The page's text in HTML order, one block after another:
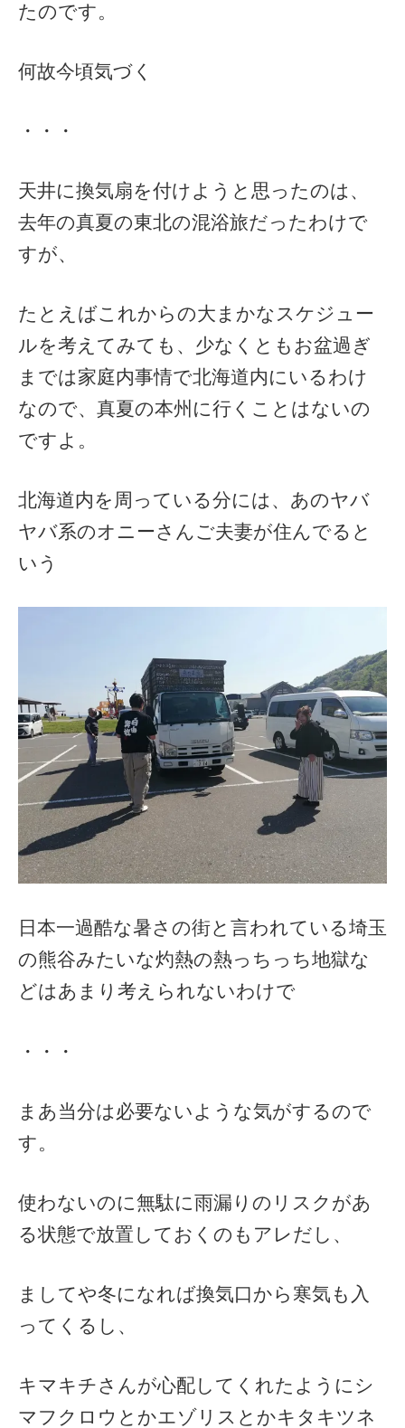
たのです。
何故今頃気づく
・・・
天井に換気扇を付けようと思ったのは、
去年の真夏の東北の混浴旅だったわけで
すが、
たとえばこれからの大まかなスケジュー
ルを考えてみても、少なくともお盆過ぎ
までは家庭内事情で北海道内にいるわけ
なので、真夏の本州に行くことはないの
ですよ。
北海道内を周っている分には、あのヤバ
ヤバ系のオニーさんご夫妻が住んでると
いう
日本一過酷な暑さの街と言われている埼玉
の熊谷みたいな灼熱の熱っちっち地獄な
どはあまり考えられないわけで
・・・
まあ当分は必要ないような気がするので
す。
使わないのに無駄に雨漏りのリスクがあ
る状態で放置しておくのもアレだし、
ましてや冬になれば換気口から寒気も入
ってくるし、
キマキチさんが心配してくれたようにシ
マフクロウとかエゾリスとかキタキツネ